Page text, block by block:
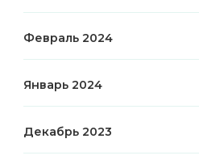
Февраль 2024
Январь 2024
Декабрь 2023